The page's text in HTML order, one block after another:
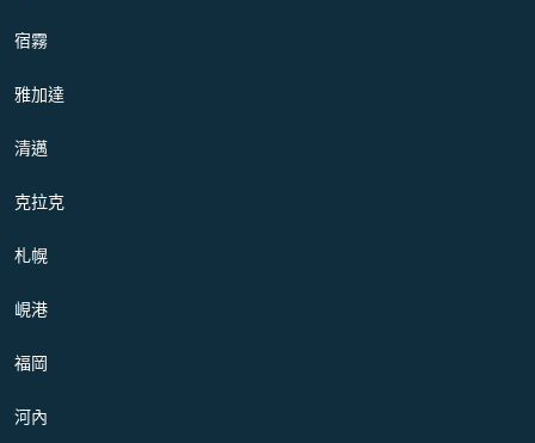
宿霧
雅加達
清邁
克拉克
札幌
峴港
福岡
河內